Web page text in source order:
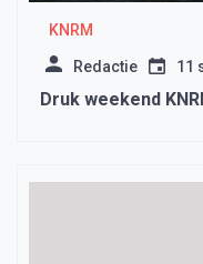
KNRM
Redactie 11
Druk weekend